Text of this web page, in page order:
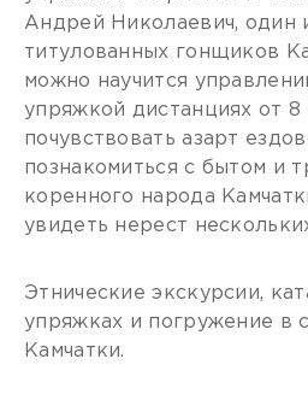
Андрей Николаевич, один
титулованных гонщиков
можно научится
упряжкой дистанциях от 8
почувствовать азарт
познакомиться с бытом и
коренного народа
увидеть нерест
Этнические экскурсии,
упряжках и погружение в
Камчатки.